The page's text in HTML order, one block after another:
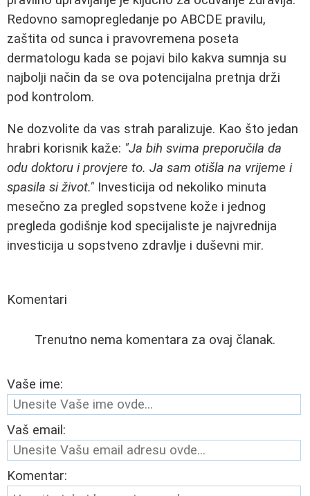
Redovno samopregledanje po ABCDE pravilu,
zaštita od sunca i pravovremena poseta
dermatologu kada se pojavi bilo kakva sumnja su
najbolji način da se ova potencijalna pretnja drži
pod kontrolom.
Ne dozvolite da vas strah paralizuje. Kao što jedan
hrabri korisnik kaže: "Ja bih svima preporučila da
odu doktoru i provjere to. Ja sam otišla na vrijeme i
spasila si život." Investicija od nekoliko minuta
mesečno za pregled sopstvene kože i jednog
pregleda godišnje kod specijaliste je najvrednija
investicija u sopstveno zdravlje i duševni mir.
Komentari
Trenutno nema komentara za ovaj članak.
Vaše ime:
Vaš email:
Komentar: